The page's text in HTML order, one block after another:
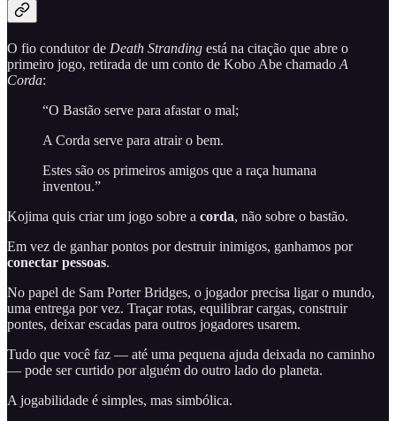
O fio condutor de Death Stranding está na citação que abre o
primeiro jogo, retirada de um conto de Kobo Abe chamado A
Corda:
“O Bastão serve para afastar o mal;
A Corda serve para atrair o bem.
Estes são os primeiros amigos que a raça humana
inventou.”
Kojima quis criar um jogo sobre a corda, não sobre o bastão.
Em vez de ganhar pontos por destruir inimigos, ganhamos por
conectar pessoas.
No papel de Sam Porter Bridges, o jogador precisa ligar o mundo,
uma entrega por vez. Traçar rotas, equilibrar cargas, construir
pontes, deixar escadas para outros jogadores usarem.
Tudo que você faz — até uma pequena ajuda deixada no caminho
— pode ser curtido por alguém do outro lado do planeta.
A jogabilidade é simples, mas simbólica.